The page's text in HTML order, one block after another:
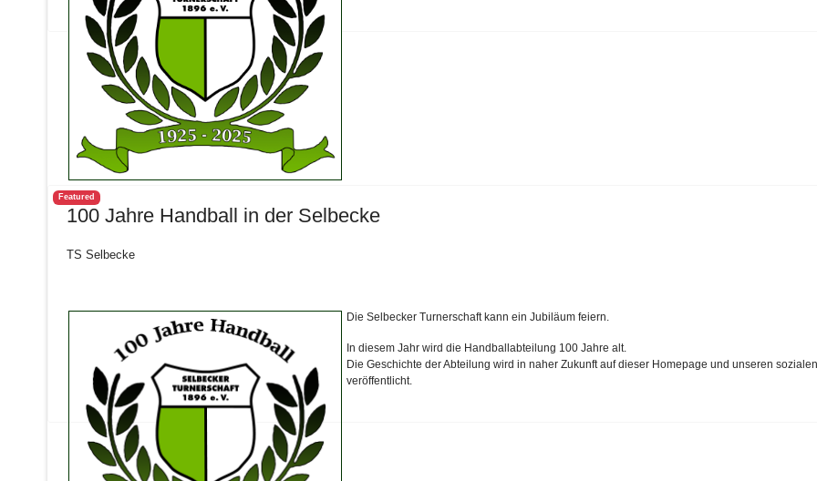
Featured
100 Jahre Handball in der Selbecke
TS Selbecke
Die Selbecker Turnerschaft kann ein Jubiläum feiern.
In diesem Jahr wird die Handballabteilung 100 Jahre alt.
Die Geschichte der Abteilung wird in naher Zukunft auf dieser Homepage und unseren
veröffentlicht.